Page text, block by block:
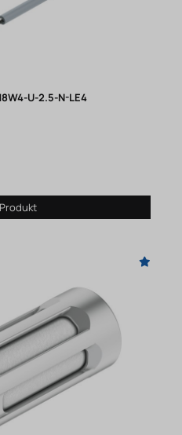
U-2.5-N-LE4